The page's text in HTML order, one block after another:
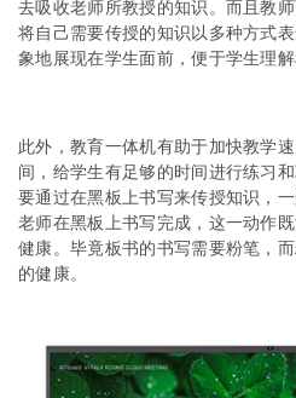
去吸收老师所教授的知识。而且教
将自己需要传授的知识以多种方式
象地展现在学生面前，便于学生理解
此外，教育一体机有助于加快教学
间，给学生有足够的时间进行练习
要通过在黑板上书写来传授知识，
老师在黑板上书写完成，这一动作
健康。毕竟板书的书写需要粉笔，
的健康。